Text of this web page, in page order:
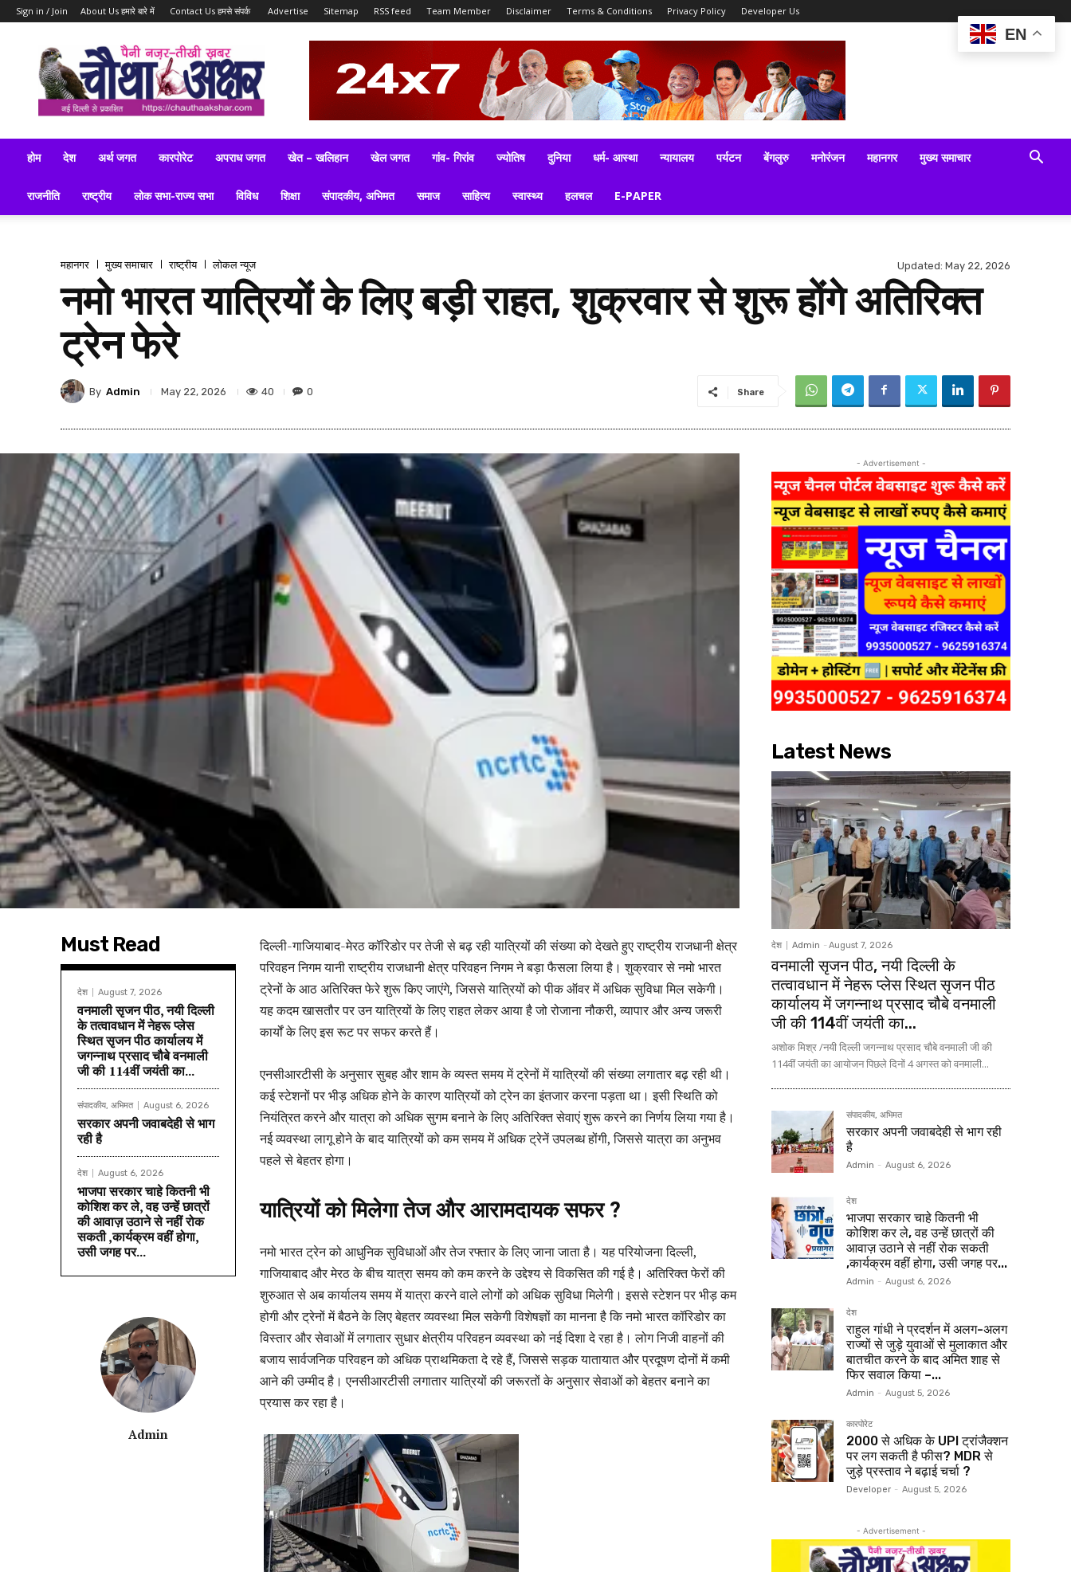
Sign in / Join About Us हमारे बारे में Contact Us हमसे संपर्क Advertise Sitemap RSS feed Team Member Disclaimer Terms & Conditions Privacy Policy Developer Us
ब्रेकिंग
न्यूज़,
लेटेस्ट
न्यूज,
टॉप
न्यूज,
लेटेस्ट
हिन्दी
होम देश अर्थ जगत कारपोरेट अपराध जगत खेत – खलिहान खेल जगत गांव- गिरांव ज्योतिष दुनिया धर्म- आस्था न्यायालय पर्यटन बेंगलुरु मनोरंजन महानगर मुख्य समाचार
राजनीति राष्ट्रीय लोक सभा-राज्य सभा विविध शिक्षा संपादकीय, अभिमत समाज साहित्य स्वास्थ्य हलचल E-PAPER
महानगर मुख्य समाचार राष्ट्रीय लोकल न्यूज Updated: May 22, 2026
नमो भारत यात्रियों के लिए बड़ी राहत, शुक्रवार से शुरू होंगे अतिरिक्त
ट्रेन फेरे
By Admin May 22, 2026 40 0 Share
Must Read
देश August 7, 2026
वनमाली सृजन पीठ, नयी दिल्ली
के तत्वावधान में नेहरू प्लेस
स्थित सृजन पीठ कार्यालय में
जगन्नाथ प्रसाद चौबे वनमाली
जी की 114वीं जयंती का...
संपादकीय, अभिमत August 6, 2026
सरकार अपनी जवाबदेही से भाग
रही है
देश August 6, 2026
भाजपा सरकार चाहे कितनी भी
कोशिश कर ले, वह उन्हें छात्रों
की आवाज़ उठाने से नहीं रोक
सकती ,कार्यक्रम वहीं होगा,
उसी जगह पर...
Admin
दिल्ली-गाजियाबाद-मेरठ कॉरिडोर पर तेजी से बढ़ रही यात्रियों की संख्या को देखते हुए राष्ट्रीय राजधानी क्षेत्र
परिवहन निगम यानी राष्ट्रीय राजधानी क्षेत्र परिवहन निगम ने बड़ा फैसला लिया है। शुक्रवार से नमो भारत
ट्रेनों के आठ अतिरिक्त फेरे शुरू किए जाएंगे, जिससे यात्रियों को पीक ऑवर में अधिक सुविधा मिल सकेगी।
यह कदम खासतौर पर उन यात्रियों के लिए राहत लेकर आया है जो रोजाना नौकरी, व्यापार और अन्य जरूरी
कार्यों के लिए इस रूट पर सफर करते हैं।
एनसीआरटीसी के अनुसार सुबह और शाम के व्यस्त समय में ट्रेनों में यात्रियों की संख्या लगातार बढ़ रही थी।
कई स्टेशनों पर भीड़ अधिक होने के कारण यात्रियों को ट्रेन का इंतजार करना पड़ता था। इसी स्थिति को
नियंत्रित करने और यात्रा को अधिक सुगम बनाने के लिए अतिरिक्त सेवाएं शुरू करने का निर्णय लिया गया है।
नई व्यवस्था लागू होने के बाद यात्रियों को कम समय में अधिक ट्रेनें उपलब्ध होंगी, जिससे यात्रा का अनुभव
पहले से बेहतर होगा।
यात्रियों को मिलेगा तेज और आरामदायक सफर ?
नमो भारत ट्रेन को आधुनिक सुविधाओं और तेज रफ्तार के लिए जाना जाता है। यह परियोजना दिल्ली,
गाजियाबाद और मेरठ के बीच यात्रा समय को कम करने के उद्देश्य से विकसित की गई है। अतिरिक्त फेरों की
शुरुआत से अब कार्यालय समय में यात्रा करने वाले लोगों को अधिक सुविधा मिलेगी। इससे स्टेशन पर भीड़ कम
होगी और ट्रेनों में बैठने के लिए बेहतर व्यवस्था मिल सकेगी विशेषज्ञों का मानना है कि नमो भारत कॉरिडोर का
विस्तार और सेवाओं में लगातार सुधार क्षेत्रीय परिवहन व्यवस्था को नई दिशा दे रहा है। लोग निजी वाहनों की
बजाय सार्वजनिक परिवहन को अधिक प्राथमिकता दे रहे हैं, जिससे सड़क यातायात और प्रदूषण दोनों में कमी
आने की उम्मीद है। एनसीआरटीसी लगातार यात्रियों की जरूरतों के अनुसार सेवाओं को बेहतर बनाने का
प्रयास कर रहा है।
- Advertisement -
Latest News
देश Admin - August 7, 2026
वनमाली सृजन पीठ, नयी दिल्ली के
तत्वावधान में नेहरू प्लेस स्थित सृजन पीठ
कार्यालय में जगन्नाथ प्रसाद चौबे वनमाली
जी की 114वीं जयंती का...
अशोक मिश्र /नयी दिल्ली जगन्नाथ प्रसाद चौबे वनमाली जी की
114वीं जयंती का आयोजन पिछले दिनों 4 अगस्त को वनमाली...
संपादकीय, अभिमत
सरकार अपनी जवाबदेही से भाग रही
है
Admin - August 6, 2026
देश
भाजपा सरकार चाहे कितनी भी
कोशिश कर ले, वह उन्हें छात्रों की
आवाज़ उठाने से नहीं रोक सकती
,कार्यक्रम वहीं होगा, उसी जगह पर...
Admin - August 6, 2026
देश
राहुल गांधी ने प्रदर्शन में अलग-अलग
राज्यों से जुड़े युवाओं से मुलाकात और
बातचीत करने के बाद अमित शाह से
फिर सवाल किया –...
Admin - August 5, 2026
कारपोरेट
₹2000 से अधिक के UPI ट्रांजैक्शन
पर लग सकती है फीस? MDR से
जुड़े प्रस्ताव ने बढ़ाई चर्चा ?
Developer - August 5, 2026
- Advertisement -
EN